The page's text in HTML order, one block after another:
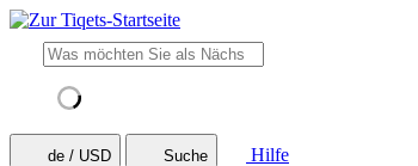
de / USD Suche
Hilfe